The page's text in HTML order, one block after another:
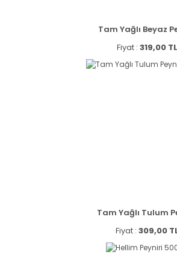
Tam Yağlı Beyaz
Fiyat : 319,00 TL
Tam Yağlı Tulum
Fiyat : 309,00